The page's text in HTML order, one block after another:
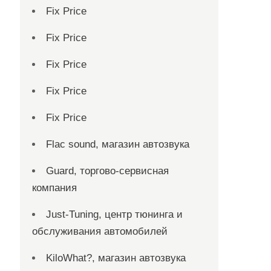
Fix Price
Fix Price
Fix Price
Fix Price
Fix Price
Flac sound, магазин автозвука
Guard, торгово-сервисная
компания
Just-Tuning, центр тюнинга и
обслуживания автомобилей
KiloWhat?, магазин автозвука